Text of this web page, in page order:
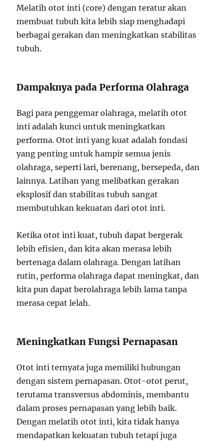
Melatih otot inti (core) dengan teratur akan
membuat tubuh kita lebih siap menghadapi
berbagai gerakan dan meningkatkan stabilitas
tubuh.
Dampaknya pada Performa Olahraga
Bagi para penggemar olahraga, melatih otot
inti adalah kunci untuk meningkatkan
performa. Otot inti yang kuat adalah fondasi
yang penting untuk hampir semua jenis
olahraga, seperti lari, berenang, bersepeda, dan
lainnya. Latihan yang melibatkan gerakan
eksplosif dan stabilitas tubuh sangat
membutuhkan kekuatan dari otot inti.
Ketika otot inti kuat, tubuh dapat bergerak
lebih efisien, dan kita akan merasa lebih
bertenaga dalam olahraga. Dengan latihan
rutin, performa olahraga dapat meningkat, dan
kita pun dapat berolahraga lebih lama tanpa
merasa cepat lelah.
Meningkatkan Fungsi Pernapasan
Otot inti ternyata juga memiliki hubungan
dengan sistem pernapasan. Otot-otot perut,
terutama transversus abdominis, membantu
dalam proses pernapasan yang lebih baik.
Dengan melatih otot inti, kita tidak hanya
mendapatkan kekuatan tubuh tetapi juga